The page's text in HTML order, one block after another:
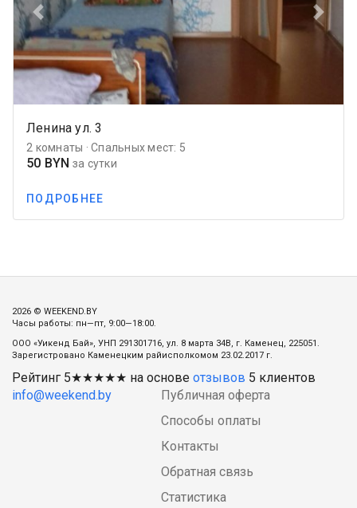
Previous Next
Ленина ул. 3
2 комнаты · Спальных мест: 5
50 BYN за сутки
ПОДРОБНЕЕ
2026 © WEEKEND.BY
Часы работы: пн—пт, 9:00—18:00.
ООО «Уикенд Бай», УНП 291301716, ул. 8 марта 34В, г. Каменец, 225051.
Зарегистровано Каменецким райисполкомом 23.02.2017 г.
Рейтинг 5★★★★★ на основе отзывов 5 клиентов
info@weekend.by
Публичная оферта
Способы оплаты
Контакты
Обратная связь
Статистика